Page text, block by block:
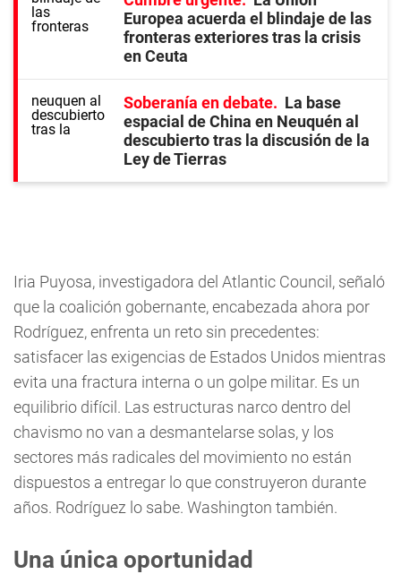
Europea acuerda el blindaje de las
fronteras exteriores tras la crisis
en Ceuta
Soberanía en debate
La base
espacial de China en Neuquén al
descubierto tras la discusión de la
Ley de Tierras
Iria Puyosa, investigadora del Atlantic Council, señaló
que la coalición gobernante, encabezada ahora por
Rodríguez, enfrenta un reto sin precedentes:
satisfacer las exigencias de Estados Unidos mientras
evita una fractura interna o un golpe militar. Es un
equilibrio difícil. Las estructuras narco dentro del
chavismo no van a desmantelarse solas, y los
sectores más radicales del movimiento no están
dispuestos a entregar lo que construyeron durante
años. Rodríguez lo sabe. Washington también.
Una única oportunidad